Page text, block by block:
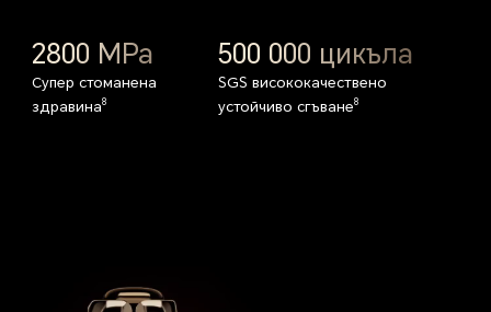
2800 MPa
Супер стоманена
здравина8
500 000 цикъла
SGS висококачествено
устойчиво сгъване8